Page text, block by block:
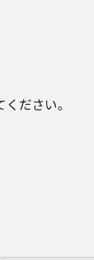
ださい。